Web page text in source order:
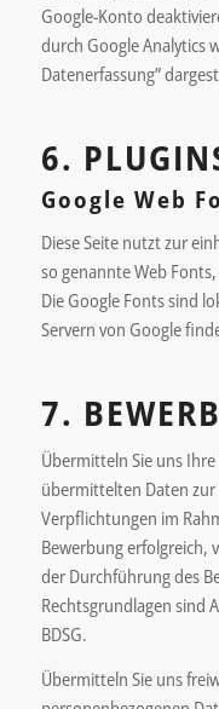
Google-Konto
durch Google Analytics
Datenerfassung”
6.
Google Web
Diese Seite nutzt zur
so genannte Web
Die Google Fonts sind
Servern von Google
7.
Übermitteln Sie uns
übermittelten Daten
Verpflichtungen im
Bewerbung erfolgreich,
der Durchführung des
Rechtsgrundlagen sind
BDSG.
Übermitteln Sie uns